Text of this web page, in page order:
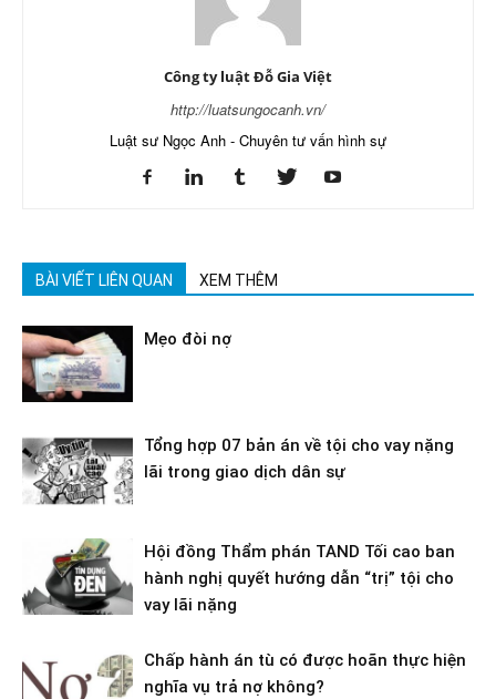
Công ty luật Đỗ Gia Việt
http://luatsungocanh.vn/
Luật sư Ngọc Anh - Chuyên tư vấn hình sự
BÀI VIẾT LIÊN QUAN XEM THÊM
Mẹo đòi nợ
Tổng hợp 07 bản án về tội cho vay nặng
lãi trong giao dịch dân sự
Hội đồng Thẩm phán TAND Tối cao ban
hành nghị quyết hướng dẫn “trị” tội cho
vay lãi nặng
Chấp hành án tù có được hoãn thực hiện
nghĩa vụ trả nợ không?